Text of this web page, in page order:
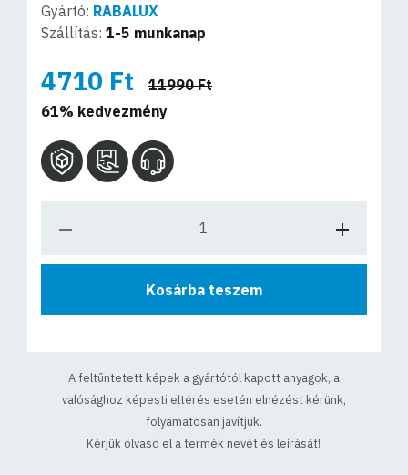
Gyártó: RABALUX
Szállítás: 1-5 munkanap
4710 Ft
11990 Ft
61% kedvezmény
Kosárba teszem
A feltűntetett képek a gyártótól kapott anyagok, a
valósághoz képesti eltérés esetén elnézést kérünk,
folyamatosan javítjuk.
Kérjük olvasd el a termék nevét és leírását!